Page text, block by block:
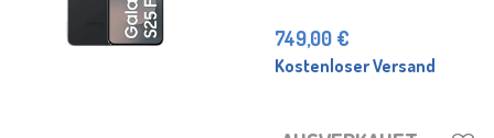
749,00 €
Kostenloser Versand